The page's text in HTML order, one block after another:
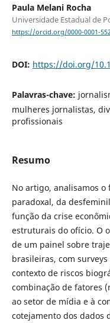
Paula Melani Rocha
Universidade Estadual de
https://orcid.org/0000-0001-
DOI: https://doi.org/
Palavras-chave:
mulheres jornalistas,
profissionais
Resumo
No artigo, analisamos
paradoxal, da
função da crise
estruturais do ofício. O
de um painel sobre
brasileiras, com
contexto de riscos
combinação de fatores
ao setor de mídia e à
cotejamento dos dados